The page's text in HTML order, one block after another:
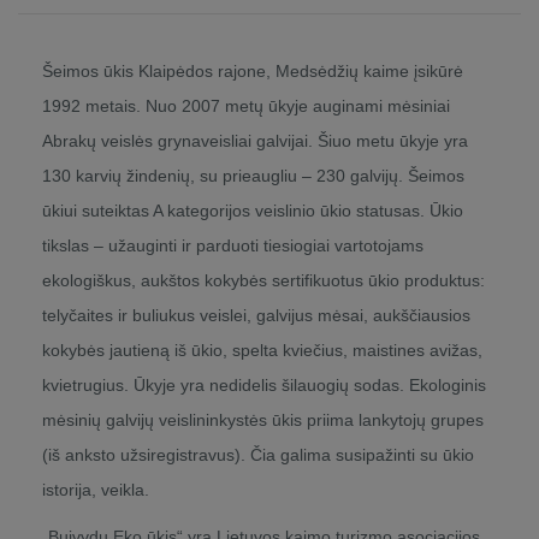
Šeimos ūkis Klaipėdos rajone, Medsėdžių kaime įsikūrė
1992 metais. Nuo 2007 metų ūkyje auginami mėsiniai
Abrakų veislės grynaveisliai galvijai. Šiuo metu ūkyje yra
130 karvių žindenių, su prieaugliu – 230 galvijų. Šeimos
ūkiui suteiktas A kategorijos veislinio ūkio statusas. Ūkio
tikslas – užauginti ir parduoti tiesiogiai vartotojams
ekologiškus, aukštos kokybės sertifikuotus ūkio produktus:
telyčaites ir buliukus veislei, galvijus mėsai, aukščiausios
kokybės jautieną iš ūkio, spelta kviečius, maistines avižas,
kvietrugius. Ūkyje yra nedidelis šilauogių sodas. Ekologinis
mėsinių galvijų veislininkystės ūkis priima lankytojų grupes
(iš anksto užsiregistravus). Čia galima susipažinti su ūkio
istorija, veikla.